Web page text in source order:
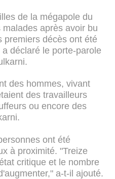
de la mégapole du
après avoir bu
premiers décès ont été
déclaré le porte-parole
des hommes, vivant
des travailleurs
ou encore des
ont été
à proximité. "Treize
critique et le nombre
a-t-il ajouté.